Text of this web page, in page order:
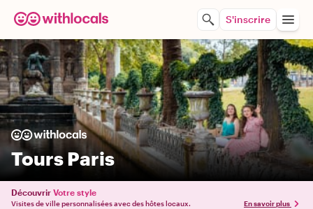
S'inscrire
Tours Paris
Découvrir Votre style
Visites de ville personnalisées avec des hôtes locaux. En savoir plus